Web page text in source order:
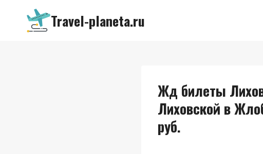
Перейти
содержимому
Travel-planeta.ru
Жд билеты
Лиховской в
руб.